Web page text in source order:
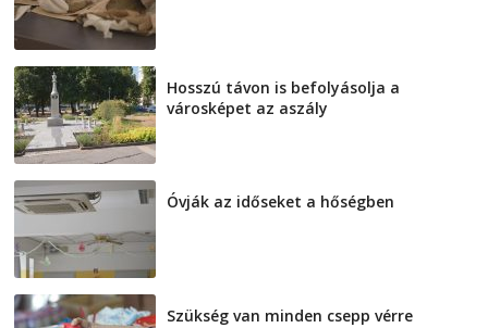
Hosszú távon is befolyásolja a
városképet az aszály
Óvják az időseket a hőségben
Szükség van minden csepp vérre